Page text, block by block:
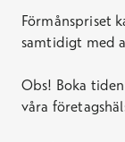
Förmånspriset
samtidigt med
Obs! Boka
våra